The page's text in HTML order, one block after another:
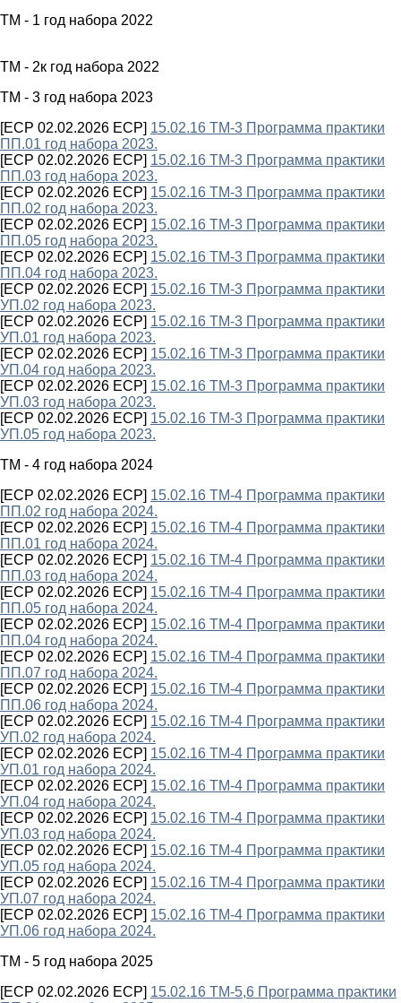
ТМ - 1 год набора 2022
ТМ - 2к год набора 2022
ТМ - 3 год набора 2023
[ECP 02.02.2026 ECP] 15.02.16 ТМ-3 Программа практики
ПП.01 год набора 2023.
[ECP 02.02.2026 ECP] 15.02.16 ТМ-3 Программа практики
ПП.03 год набора 2023.
[ECP 02.02.2026 ECP] 15.02.16 ТМ-3 Программа практики
ПП.02 год набора 2023.
[ECP 02.02.2026 ECP] 15.02.16 ТМ-3 Программа практики
ПП.05 год набора 2023.
[ECP 02.02.2026 ECP] 15.02.16 ТМ-3 Программа практики
ПП.04 год набора 2023.
[ECP 02.02.2026 ECP] 15.02.16 ТМ-3 Программа практики
УП.02 год набора 2023.
[ECP 02.02.2026 ECP] 15.02.16 ТМ-3 Программа практики
УП.01 год набора 2023.
[ECP 02.02.2026 ECP] 15.02.16 ТМ-3 Программа практики
УП.04 год набора 2023.
[ECP 02.02.2026 ECP] 15.02.16 ТМ-3 Программа практики
УП.03 год набора 2023.
[ECP 02.02.2026 ECP] 15.02.16 ТМ-3 Программа практики
УП.05 год набора 2023.
ТМ - 4 год набора 2024
[ECP 02.02.2026 ECP] 15.02.16 ТМ-4 Программа практики
ПП.02 год набора 2024.
[ECP 02.02.2026 ECP] 15.02.16 ТМ-4 Программа практики
ПП.01 год набора 2024.
[ECP 02.02.2026 ECP] 15.02.16 ТМ-4 Программа практики
ПП.03 год набора 2024.
[ECP 02.02.2026 ECP] 15.02.16 ТМ-4 Программа практики
ПП.05 год набора 2024.
[ECP 02.02.2026 ECP] 15.02.16 ТМ-4 Программа практики
ПП.04 год набора 2024.
[ECP 02.02.2026 ECP] 15.02.16 ТМ-4 Программа практики
ПП.07 год набора 2024.
[ECP 02.02.2026 ECP] 15.02.16 ТМ-4 Программа практики
ПП.06 год набора 2024.
[ECP 02.02.2026 ECP] 15.02.16 ТМ-4 Программа практики
УП.02 год набора 2024.
[ECP 02.02.2026 ECP] 15.02.16 ТМ-4 Программа практики
УП.01 год набора 2024.
[ECP 02.02.2026 ECP] 15.02.16 ТМ-4 Программа практики
УП.04 год набора 2024.
[ECP 02.02.2026 ECP] 15.02.16 ТМ-4 Программа практики
УП.03 год набора 2024.
[ECP 02.02.2026 ECP] 15.02.16 ТМ-4 Программа практики
УП.05 год набора 2024.
[ECP 02.02.2026 ECP] 15.02.16 ТМ-4 Программа практики
УП.07 год набора 2024.
[ECP 02.02.2026 ECP] 15.02.16 ТМ-4 Программа практики
УП.06 год набора 2024.
ТМ - 5 год набора 2025
[ECP 02.02.2026 ECP] 15.02.16 ТМ-5,6 Программа практики